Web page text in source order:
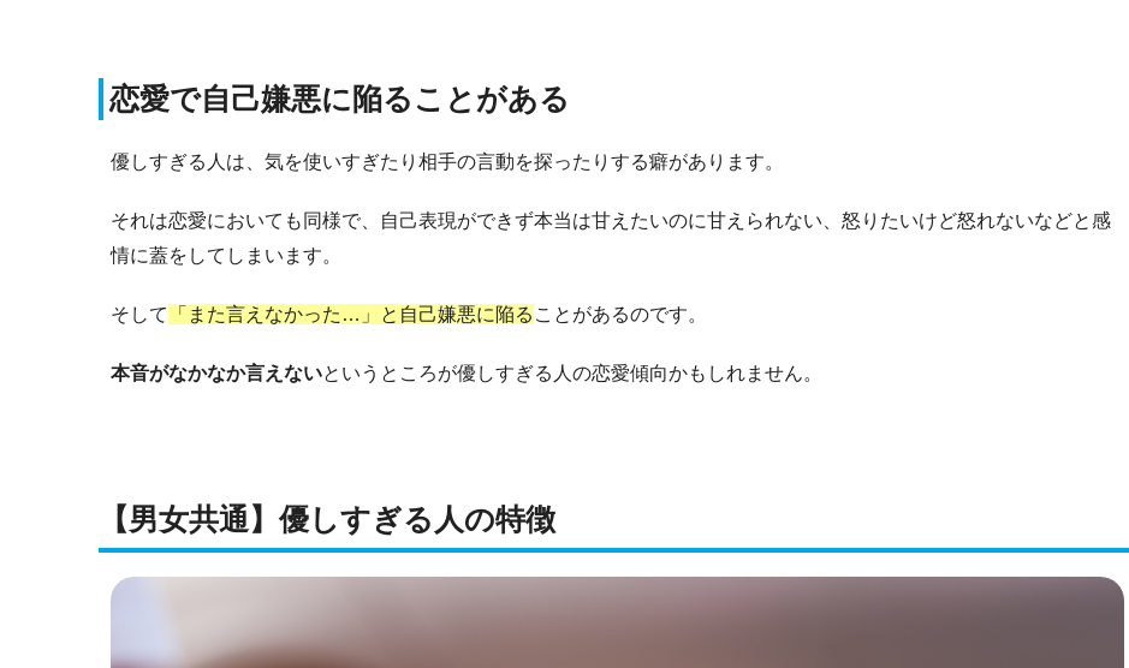
恋愛で自己嫌悪に陥ることがある
優しすぎる人は、気を使いすぎたり相手の言動を探ったりする癖があります。
それは恋愛においても同様で、自己表現ができず本当は甘えたいのに甘えられない、怒りたいけど怒れないなどと感
情に蓋をしてしまいます。
そして 「また言えなかった…」と自己嫌悪に陥る ことがあるのです。
本音がなかなか言えないというところが優しすぎる人の恋愛傾向かもしれません。
【男女共通】優しすぎる人の特徴